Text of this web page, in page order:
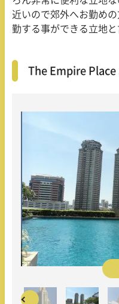
近いので郊外へお勤め
勤する事ができる立地と
The Empire